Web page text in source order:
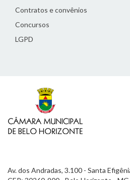
Contratos e convênios
Concursos
LGPD
Av. dos Andradas, 3.100 - Santa